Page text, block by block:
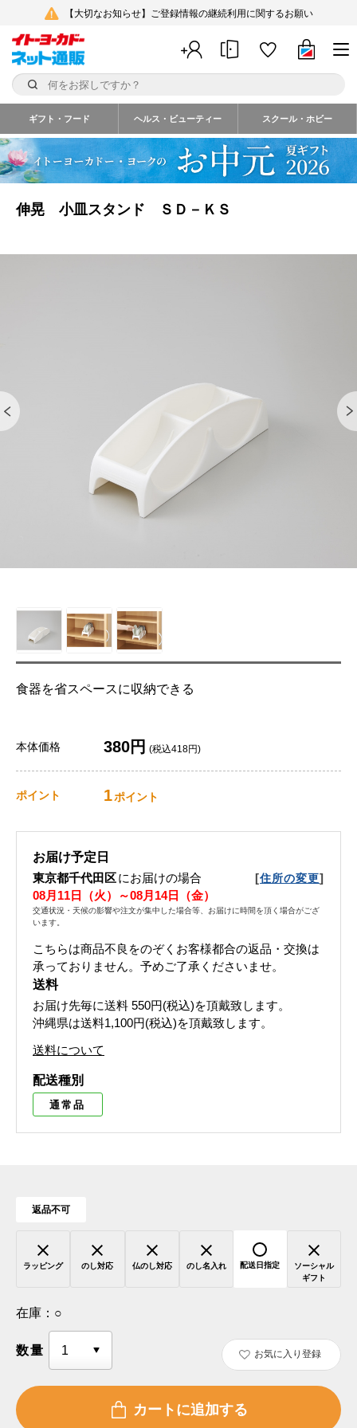
【大切なお知らせ】ご登録情報の継続利用に関するお願い
ギフト・フード ヘルス・ビューティー スクール・ホビー
伸晃 小皿スタンド ＳＤ－ＫＳ
食器を省スペースに収納できる
本体価格 380円 (税込418円)
ポイント 1ポイント
お届け予定日
東京都千代田区にお届けの場合 [住所の変更]
08月11日（火）～08月14日（金）
交通状況・天候の影響や注文が集中した場合等、お届けに時間を頂く場合がござ
います。
こちらは商品不良をのぞくお客様都合の返品・交換は
承っておりません。予めご了承くださいませ。
送料
お届け先毎に送料 550円(税込)を頂戴致します。
沖縄県は送料1,100円(税込)を頂戴致します。
送料について
配送種別
通常品
返品不可
ラッピング のし対応 仏のし対応 のし名入れ 配送日指定
ソーシャル
ギフト
在庫： ○
数量 お気に入り登録